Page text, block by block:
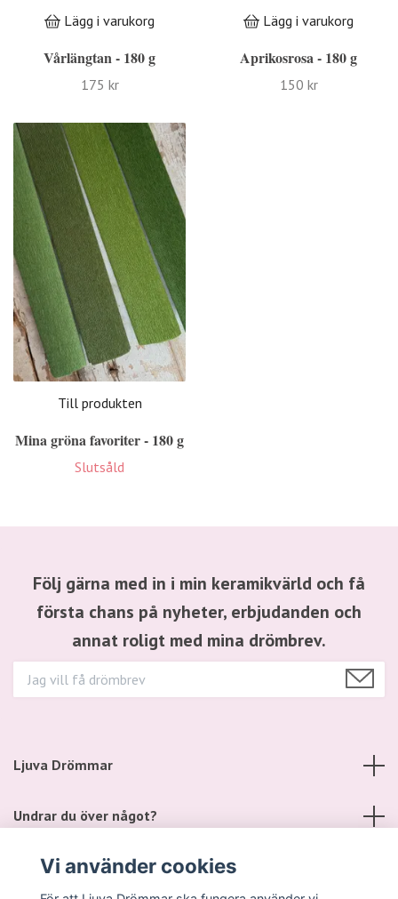
Lägg i varukorg
Vårlängtan - 180 g
175 kr
Lägg i varukorg
Aprikosrosa - 180 g
150 kr
Till produkten
Mina gröna favoriter - 180 g
Slutsåld
Följ gärna med in i min keramikvärld och få
första chans på nyheter, erbjudanden och
annat roligt med mina drömbrev.
Ljuva Drömmar
Undrar du över något?
Vi använder cookies